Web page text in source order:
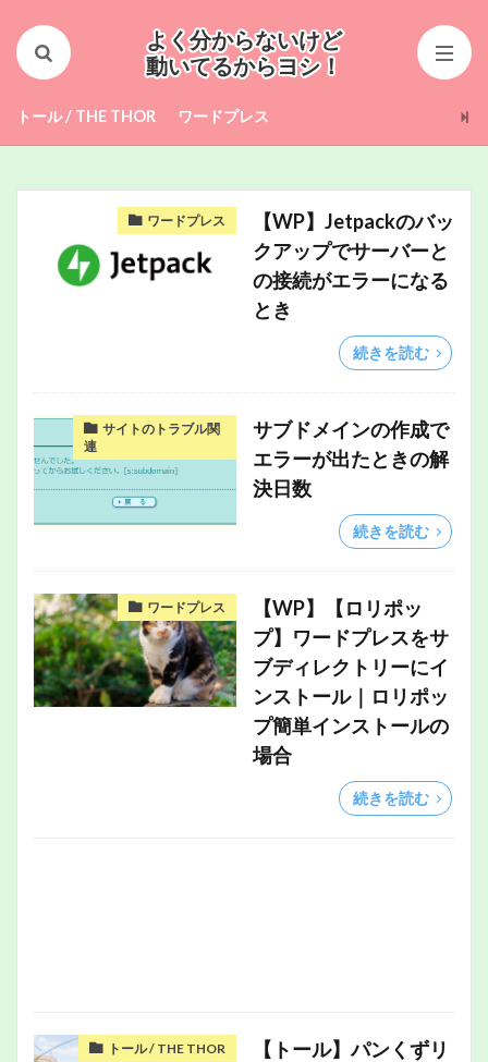
よく分からないけど
動いてるからヨシ！
トール / THE THOR ワードプレス
ワードプレス
【WP】Jetpackのバッ
クアップでサーバーと
の接続がエラーになる
とき
続きを読む
サイトのトラブル関
連
サブドメインの作成で
エラーが出たときの解
決日数
続きを読む
ワードプレス
【WP】【ロリポッ
プ】ワードプレスをサ
ブディレクトリーにイ
ンストール｜ロリポッ
プ簡単インストールの
場合
続きを読む
トール / THE THOR
【トール】パンくずリ
Windows7
アイキャッチ画像
ムームードメイン
絵文字
検索